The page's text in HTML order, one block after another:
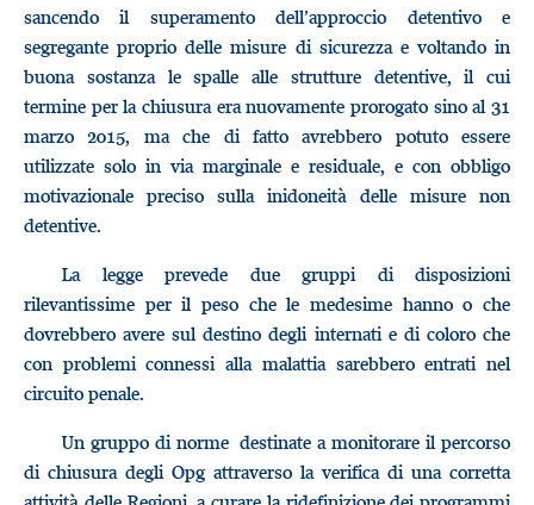
sancendo il superamento dell’approccio detentivo e
segregante proprio delle misure di sicurezza e voltando in
buona sostanza le spalle alle strutture detentive, il cui
termine per la chiusura era nuovamente prorogato sino al 31
marzo 2015, ma che di fatto avrebbero potuto essere
utilizzate solo in via marginale e residuale, e con obbligo
motivazionale preciso sulla inidoneità delle misure non
detentive.
La legge prevede due gruppi di disposizioni
rilevantissime per il peso che le medesime hanno o che
dovrebbero avere sul destino degli internati e di coloro che
con problemi connessi alla malattia sarebbero entrati nel
circuito penale.
Un gruppo di norme destinate a monitorare il percorso
di chiusura degli Opg attraverso la verifica di una corretta